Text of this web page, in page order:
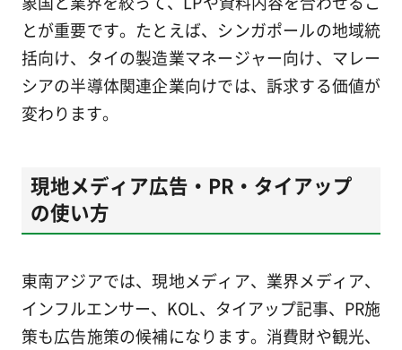
とが重要です。たとえば、シンガポールの地域統
括向け、タイの製造業マネージャー向け、マレー
シアの半導体関連企業向けでは、訴求する価値が
変わります。
現地メディア広告・PR・タイアップ
の使い方
東南アジアでは、現地メディア、業界メディア、
インフルエンサー、KOL、タイアップ記事、PR施
策も広告施策の候補になります。消費財や観光、